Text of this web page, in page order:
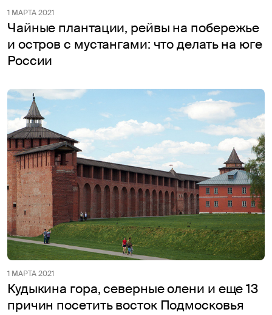
1 МАРТА 2021
Чайные плантации, рейвы на побережье
и остров с мустангами: что делать на юге
России
1 МАРТА 2021
Кудыкина гора, северные олени и еще 13
причин посетить восток Подмосковья